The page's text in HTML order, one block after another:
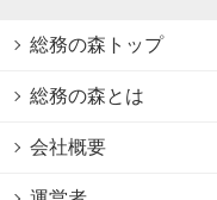
総務の森トップ
総務の森とは
会社概要